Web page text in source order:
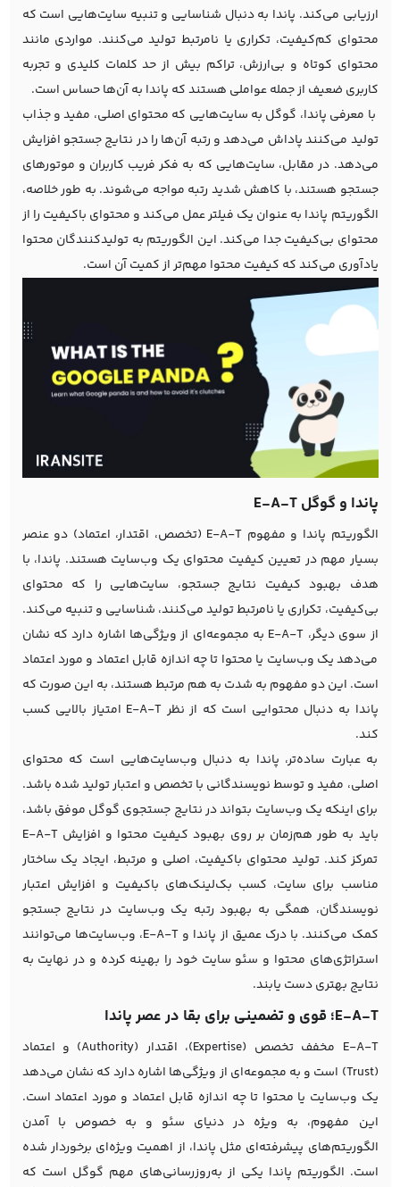
ارزیابی می‌کند. پاندا به دنبال شناسایی و تنبیه سایت‌هایی است که
محتوای کم‌کیفیت، تکراری یا نامرتبط تولید می‌کنند. مواردی مانند
محتوای کوتاه و بی‌ارزش، تراکم بیش از حد کلمات کلیدی و تجربه
کاربری ضعیف از جمله عواملی هستند که پاندا به آن‌ها حساس است.
با معرفی پاندا، گوگل به سایت‌هایی که محتوای اصلی، مفید و جذاب
تولید می‌کنند پاداش می‌دهد و رتبه آن‌ها را در نتایج جستجو افزایش
می‌دهد. در مقابل، سایت‌هایی که به فکر فریب کاربران و موتورهای
جستجو هستند، با کاهش شدید رتبه مواجه می‌شوند. به طور خلاصه،
الگوریتم پاندا به عنوان یک فیلتر عمل می‌کند و محتوای باکیفیت را از
محتوای بی‌کیفیت جدا می‌کند. این الگوریتم به تولیدکنندگان محتوا
یادآوری می‌کند که کیفیت محتوا مهم‌تر از کمیت آن است.
پاندا و گوگل E-A-T
الگوریتم پاندا و مفهوم E-A-T (تخصص، اقتدار، اعتماد) دو عنصر
بسیار مهم در تعیین کیفیت محتوای یک وب‌سایت هستند. پاندا، با
هدف بهبود کیفیت نتایج جستجو، سایت‌هایی را که محتوای
بی‌کیفیت، تکراری یا نامرتبط تولید می‌کنند، شناسایی و تنبیه می‌کند.
از سوی دیگر، E-A-T به مجموعه‌ای از ویژگی‌ها اشاره دارد که نشان
می‌دهد یک وب‌سایت یا محتوا تا چه اندازه قابل اعتماد و مورد اعتماد
است. این دو مفهوم به شدت به هم مرتبط هستند، به این صورت که
پاندا به دنبال محتوایی است که از نظر E-A-T امتیاز بالایی کسب
کند.
به عبارت ساده‌تر، پاندا به دنبال وب‌سایت‌هایی است که محتوای
اصلی، مفید و توسط نویسندگانی با تخصص و اعتبار تولید شده باشد.
برای اینکه یک وب‌سایت بتواند در نتایج جستجوی گوگل موفق باشد،
باید به طور هم‌زمان بر روی بهبود کیفیت محتوا و افزایش E-A-T
تمرکز کند. تولید محتوای باکیفیت، اصلی و مرتبط، ایجاد یک ساختار
مناسب برای سایت، کسب بک‌لینک‌های باکیفیت و افزایش اعتبار
نویسندگان، همگی به بهبود رتبه یک وب‌سایت در نتایج جستجو
کمک می‌کنند. با درک عمیق از پاندا و E-A-T، وب‌سایت‌ها می‌توانند
استراتژی‌های محتوا و سئو سایت خود را بهینه کرده و در نهایت به
نتایج بهتری دست یابند.
E-A-T؛ قوی و تضمینی برای بقا در عصر پاندا
E-A-T مخفف تخصص (Expertise)، اقتدار (Authority) و اعتماد
(Trust) است و به مجموعه‌ای از ویژگی‌ها اشاره دارد که نشان می‌دهد
یک وب‌سایت یا محتوا تا چه اندازه قابل اعتماد و مورد اعتماد است.
این مفهوم، به ویژه در دنیای سئو و به خصوص با آمدن
الگوریتم‌های پیشرفته‌ای مثل پاندا، از اهمیت ویژه‌ای برخوردار شده
است. الگوریتم پاندا یکی از به‌روزرسانی‌های مهم گوگل است که